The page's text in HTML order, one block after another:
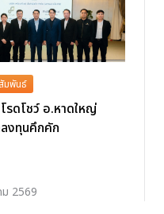
มพันธ์
รดโชว์ อ.หาดใหญ่
งทุนคึกคัก
2569